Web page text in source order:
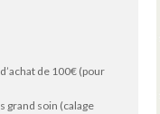
de 100€ (pour
grand soin (calage